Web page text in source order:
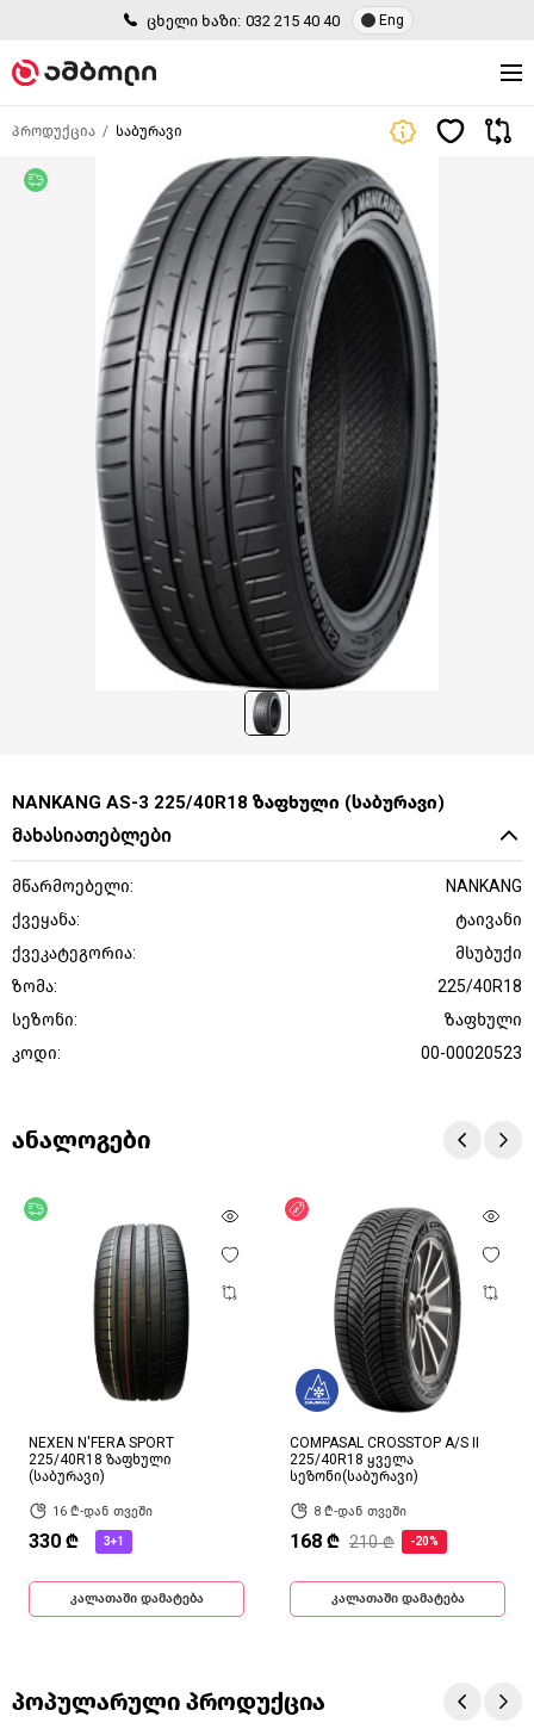
ცხელი ხაზი: 032 215 40 40 Eng
პროდუქცია საბურავი
NANKANG AS-3 225/40R18 ზაფხული (საბურავი)
მახასიათებლები
მწარმოებელი:
NANKANG
ქვეყანა:
ტაივანი
ქვეკატეგორია:
მსუბუქი
ზომა:
225/40R18
სეზონი:
ზაფხული
კოდი:
00-00020523
ანალოგები
NEXEN N'FERA SPORT
225/40R18 ზაფხული
(საბურავი)
16 ₾-დან თვეში
330 ₾ 3+1
კალათაში დამატება
ფასდაკლება
COMPASAL CROSSTOP A/S II
225/40R18 ყველა
სეზონი(საბურავი)
8 ₾-დან თვეში
168 ₾ 210 ₾ -20%
კალათაში დამატება
პოპულარული პროდუქცია